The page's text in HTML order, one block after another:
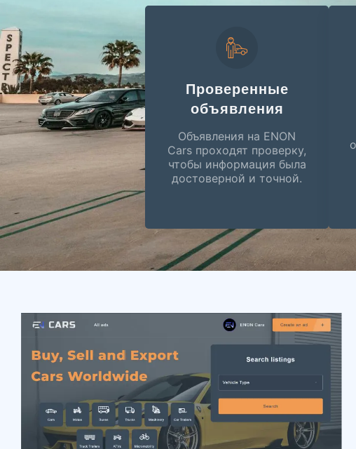
Проверенные
объявления
Объявления на ENON
Cars проходят проверку,
чтобы информация была
достоверной и точной.